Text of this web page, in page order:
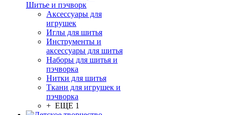
Шитье и пэчворк
Аксессуары для
игрушек
Иглы для шитья
Инструменты и
аксессуары для шитья
Наборы для шитья и
пэчворка
Нитки для шитья
Ткани для игрушек и
пэчворка
+ ЕЩЕ 1